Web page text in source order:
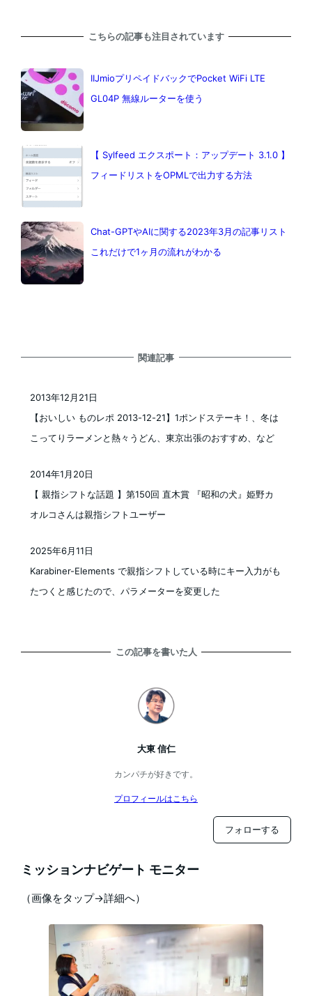
こちらの記事も注目されています
IIJmioプリペイドバックでPocket WiFi LTE
GL04P 無線ルーターを使う
【 Sylfeed エクスポート：アップデート 3.1.0 】
フィードリストをOPMLで出力する方法
Chat-GPTやAIに関する2023年3月の記事リスト
これだけで1ヶ月の流れがわかる
関連記事
【おいしい ものレポ 2013-12-21】1ポンドステーキ！、冬は
こってりラーメンと熱々うどん、東京出張のおすすめ、など
2013年12月21日
【 親指シフトな話題 】第150回 直木賞 『昭和の犬』姫野カ
オルコさんは親指シフトユーザー
2014年1月20日
Karabiner-Elements で親指シフトしている時にキー入力がも
たつくと感じたので、パラメーターを変更した
2025年6月11日
この記事を書いた人
大東 信仁
カンパチが好きです。
プロフィールはこちら
フォローする
ミッションナビゲート モニター
（画像をタップ→詳細へ）